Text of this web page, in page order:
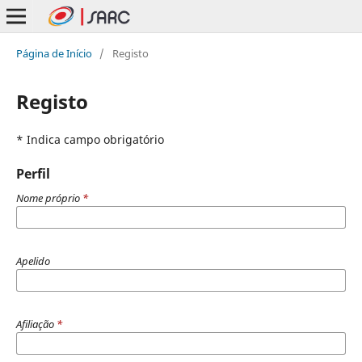
Página de Início / Registo
Registo
* Indica campo obrigatório
Perfil
Nome próprio *
Apelido
Afiliação *